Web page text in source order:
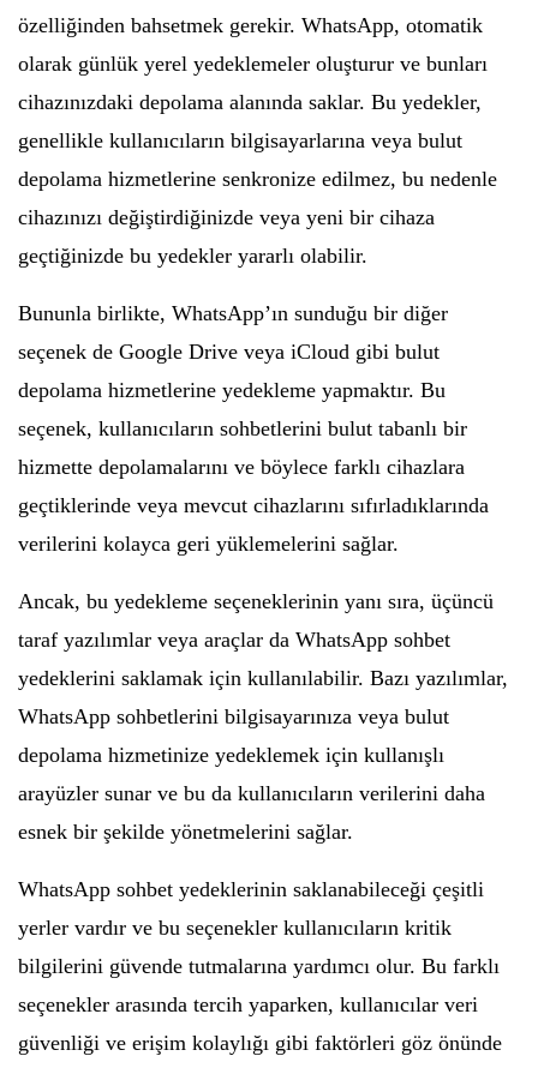
özelliğinden bahsetmek gerekir. WhatsApp, otomatik
olarak günlük yerel yedeklemeler oluşturur ve bunları
cihazınızdaki depolama alanında saklar. Bu yedekler,
genellikle kullanıcıların bilgisayarlarına veya bulut
depolama hizmetlerine senkronize edilmez, bu nedenle
cihazınızı değiştirdiğinizde veya yeni bir cihaza
geçtiğinizde bu yedekler yararlı olabilir.
Bununla birlikte, WhatsApp’ın sunduğu bir diğer
seçenek de Google Drive veya iCloud gibi bulut
depolama hizmetlerine yedekleme yapmaktır. Bu
seçenek, kullanıcıların sohbetlerini bulut tabanlı bir
hizmette depolamalarını ve böylece farklı cihazlara
geçtiklerinde veya mevcut cihazlarını sıfırladıklarında
verilerini kolayca geri yüklemelerini sağlar.
Ancak, bu yedekleme seçeneklerinin yanı sıra, üçüncü
taraf yazılımlar veya araçlar da WhatsApp sohbet
yedeklerini saklamak için kullanılabilir. Bazı yazılımlar,
WhatsApp sohbetlerini bilgisayarınıza veya bulut
depolama hizmetinize yedeklemek için kullanışlı
arayüzler sunar ve bu da kullanıcıların verilerini daha
esnek bir şekilde yönetmelerini sağlar.
WhatsApp sohbet yedeklerinin saklanabileceği çeşitli
yerler vardır ve bu seçenekler kullanıcıların kritik
bilgilerini güvende tutmalarına yardımcı olur. Bu farklı
seçenekler arasında tercih yaparken, kullanıcılar veri
güvenliği ve erişim kolaylığı gibi faktörleri göz önünde